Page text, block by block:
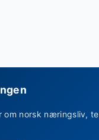
om norsk næringsliv,